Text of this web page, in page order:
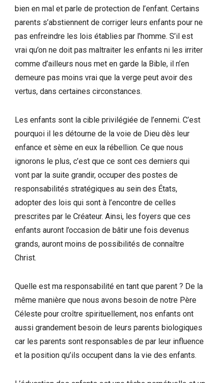
bien en mal et parle de protection de l’enfant. Certains
parents s’abstiennent de corriger leurs enfants pour ne
pas enfreindre les lois établies par l’homme. S’il est
vrai qu’on ne doit pas maltraiter les enfants ni les irriter
comme d’ailleurs nous met en garde la Bible, il n’en
demeure pas moins vrai que la verge peut avoir des
vertus, dans certaines circonstances.
Les enfants sont la cible privilégiée de l’ennemi. C’est
pourquoi il les détourne de la voie de Dieu dès leur
enfance et sème en eux la rébellion. Ce que nous
ignorons le plus, c’est que ce sont ces derniers qui
vont par la suite grandir, occuper des postes de
responsabilités stratégiques au sein des États,
adopter des lois qui sont à l’encontre de celles
prescrites par le Créateur. Ainsi, les foyers que ces
enfants auront l’occasion de bâtir une fois devenus
grands, auront moins de possibilités de connaître
Christ.
Quelle est ma responsabilité en tant que parent ? De la
même manière que nous avons besoin de notre Père
Céleste pour croître spirituellement, nos enfants ont
aussi grandement besoin de leurs parents biologiques
car les parents sont responsables de par leur influence
et la position qu’ils occupent dans la vie des enfants.